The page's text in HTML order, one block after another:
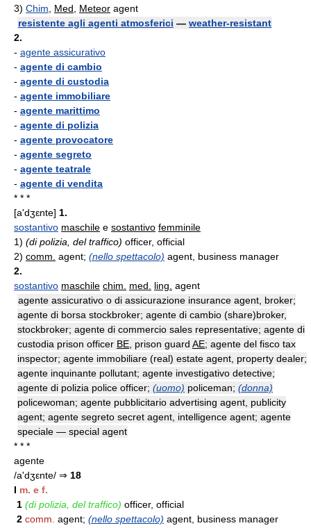
3) Chim Med Meteor agent
resistente agli agenti atmosferici — weather-resistant
2.
- agente assicurativo
- agente di cambio
- agente di custodia
- agente immobiliare
- agente marittimo
- agente di polizia
- agente provocatore
- agente segreto
- agente teatrale
- agente di vendita
* * *
[a'dʒɛnte] 1.
sostantivo maschile e sostantivo femminile
1) (di polizia, del traffico) officer, official
2) comm. agent; (nello spettacolo) agent, business manager
2.
sostantivo maschile chim. med. ling. agent
agente assicurativo o di assicurazione insurance agent, broker;
agente di borsa stockbroker; agente di cambio (share)broker,
stockbroker; agente di commercio sales representative; agente di
custodia prison officer BE , prison guard AE; agente del fisco tax
inspector; agente immobiliare (real) estate agent, property dealer;
agente inquinante pollutant; agente investigativo detective;
agente di polizia police officer; (uomo) policeman; (donna)
policewoman; agente pubblicitario advertising agent, publicity
agent; agente segreto secret agent, intelligence agent; agente
speciale — special agent
* * *
agente
/a'dʒεnte/ ⇒ 18
I m. e f.
1 (di polizia, del traffico) officer, official
2 comm. agent; (nello spettacolo) agent, business manager